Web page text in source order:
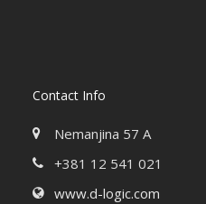
Contact Info
Nemanjina 57 A
+381 12 541 021
www.d-logic.com